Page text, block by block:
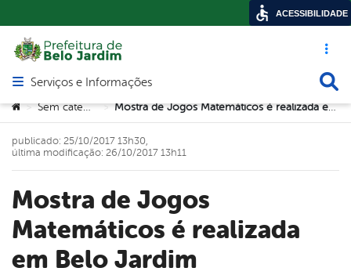
Acesso
Abrir menu principal de navegação
Serviços e Informações
Você está aqui:
> Sem categoria > Mostra de Jogos Matemáticos é realizada em Belo Jardim
Mostra de Jogos
Matemáticos é realizada
em Belo Jardim
publicado: 25/10/2017 13h30,
última modificação: 26/10/2017 13h11
ACESSIBILIDADE